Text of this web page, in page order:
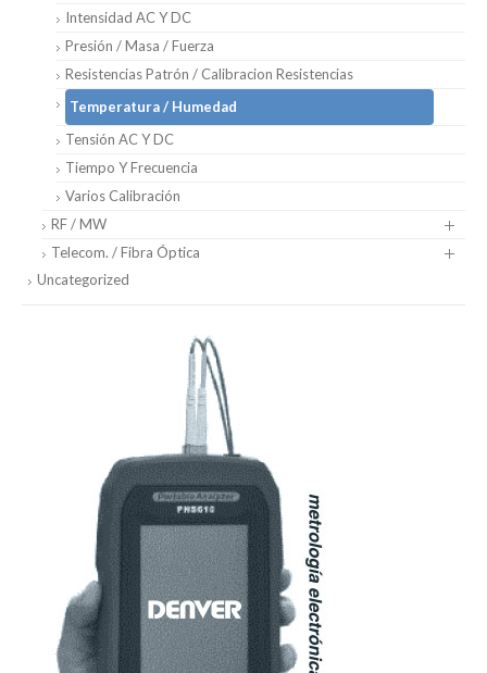
Intensidad AC Y DC
Presión / Masa / Fuerza
Resistencias Patrón / Calibracion Resistencias
Temperatura / Humedad
Tensión AC Y DC
Tiempo Y Frecuencia
Varios Calibración
RF / MW
Telecom. / Fibra Óptica
Uncategorized